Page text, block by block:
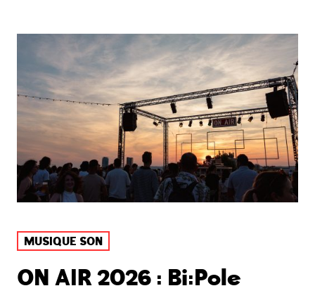
MUSIQUE SON
ON AIR 2026 : Bi:Pole